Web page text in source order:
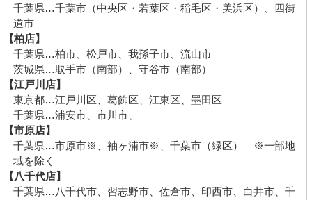
千葉県…千葉市（中央区・若葉区・稲毛区・美浜区）、四街
道市
【柏店】
千葉県…柏市、松戸市、我孫子市、流山市
茨城県…取手市（南部）、守谷市（南部）
【江戸川店】
東京都…江戸川区、葛飾区、江東区、墨田区
千葉県…浦安市、市川市、
【市原店】
千葉県…市原市※、袖ヶ浦市※、千葉市（緑区） ※一部地
域を除く
【八千代店】
千葉県…八千代市、習志野市、佐倉市、印西市、白井市、千